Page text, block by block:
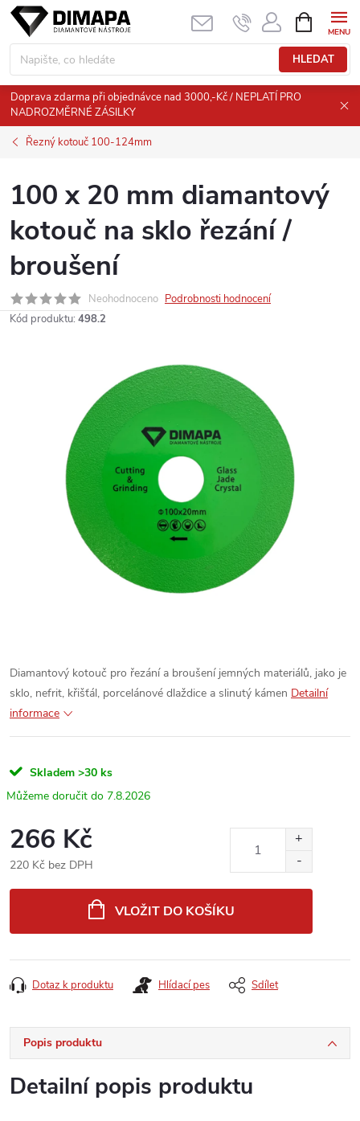
Přejít
obsah
HLEDAT
NÁKUPNÍ
KOŠÍK
Doprava zdarma při objednávce nad 3000,-Kč / NEPLATÍ PRO
NADROZMĚRNÉ ZÁSILKY
Řezný kotouč 100-124mm
100 x 20 mm diamantový
kotouč na sklo řezání /
broušení
Neohodnoceno Podrobnosti hodnocení
Kód produktu: 498.2
Diamantový kotouč pro řezání a broušení jemných materiálů, jako je
sklo, nefrit, křišťál, porcelánové dlaždice a slinutý kámen Detailní
informace
Skladem >30 ks
7.8.2026
266 Kč
220 Kč bez DPH
VLOŽIT DO KOŠÍKU
Dotaz k produktu Hlídací pes Sdílet
Popis produktu
Detailní popis produktu